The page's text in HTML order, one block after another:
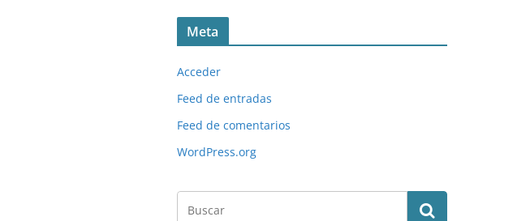
Meta
Acceder
Feed de entradas
Feed de comentarios
WordPress.org